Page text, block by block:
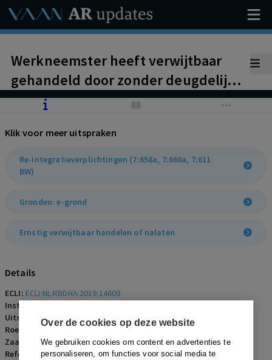
Over de cookies op deze website
We gebruiken cookies om content en advertenties te
personaliseren, om functies voor social media te
Werkneemster heeft verwijtbaar
gehandeld door zonder deugdelijke
grond geen gehoor te geven aan
werkgever om haar re-
integratieverplichtingen na te
komen.
Klik voor meer uitspraken
Re-integratieverplichtingen (7:658a, 7:660a, 7:611
BW)
Gronden: e-grond
Ernstig verwijtbaar handelen of nalaten
Details
ECLI: ECLI:NL:RBDHA:2019:14609
Instantie:
Uitspraakdatum:
20 december 2019
Roepnaam:werkgever/werkneemster
Zaaknummer:8068477 EJ VERZ 19-86265
Referentienummer:AR-2020-0158